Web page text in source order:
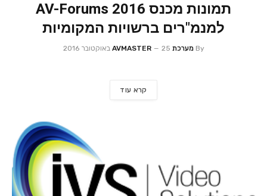
תמונות מכנס AV-Forums 2016
למנמ"רים ברשויות המקומיות
By מערכת AVMASTER 25 באוקטובר 2016
קרא עוד